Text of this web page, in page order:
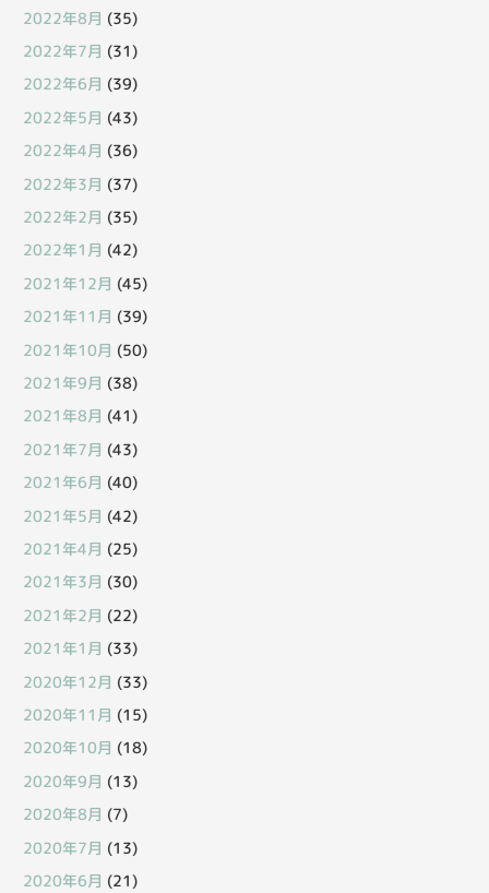
2022年8月 (35)
2022年7月 (31)
2022年6月 (39)
2022年5月 (43)
2022年4月 (36)
2022年3月 (37)
2022年2月 (35)
2022年1月 (42)
2021年12月 (45)
2021年11月 (39)
2021年10月 (50)
2021年9月 (38)
2021年8月 (41)
2021年7月 (43)
2021年6月 (40)
2021年5月 (42)
2021年4月 (25)
2021年3月 (30)
2021年2月 (22)
2021年1月 (33)
2020年12月 (33)
2020年11月 (15)
2020年10月 (18)
2020年9月 (13)
2020年8月 (7)
2020年7月 (13)
2020年6月 (21)